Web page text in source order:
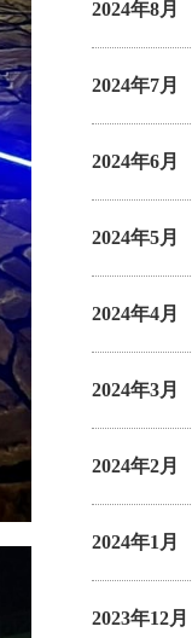
2024年8月
2024年7月
2024年6月
2024年5月
2024年4月
2024年3月
2024年2月
2024年1月
2023年12月